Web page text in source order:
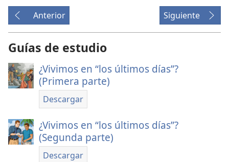
Anterior Siguiente
Guías de estudio
¿Vivimos en “los últimos días”?
(Primera parte)
Descargar
¿Vivimos en “los últimos días”?
(Segunda parte)
Descargar